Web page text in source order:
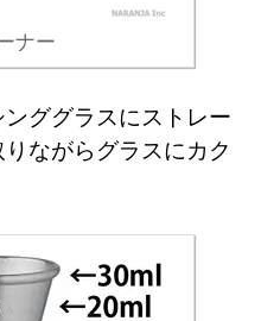
ナー
ググラスにストレー
ながらグラスにカク